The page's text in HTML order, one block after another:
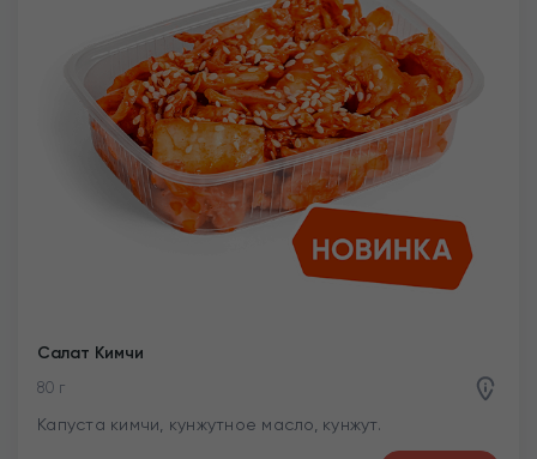
Салат Кимчи
80 г
Капуста кимчи, кунжутное масло, кунжут.